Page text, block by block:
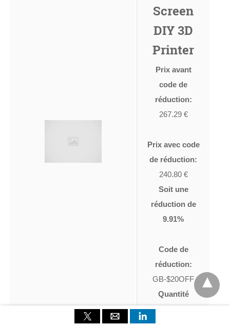
Screen
DIY 3D
Printer
Prix avant
code de
réduction:
267.29 €
Prix avec code
de réduction:
240.80 €
Soit une
réduction de
9.91%
Code de
réduction:
GB-$20OFF
Quantité
disponible: